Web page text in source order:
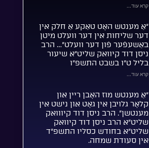
קרא עוד...
“אַ מענטש האָט טאַקע אַ חלק אין
דער שליחות אין דער וועלט מיטן
באַשעפֿער פֿון דער וועלט”… הרב
ניסן דוד קיוואק שליט”א שיעור
בליל ט”ו בשבט התשפ”ו
קרא עוד...
“אַ מענטש מוז האָבן ריין און
קלאָר גלויבן אין גאָט און נישט אין
מענטשן”. הרב ניסן דוד קיווואק
שליט”א הרב ניסן דוד קיוואק
שליט”א בחודש כסליו התשפ”ד
אין סעודת שמחה.